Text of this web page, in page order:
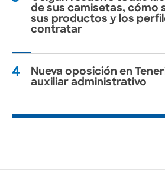
de sus camisetas, cómo
sus productos y los
contratar
4
Nueva oposición en
auxiliar administrativo